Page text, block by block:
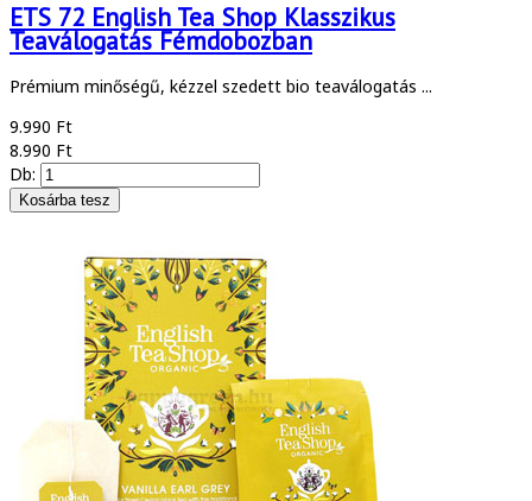
ETS 72 English Tea Shop Klasszikus
Teaválogatás Fémdobozban
Prémium minőségű, kézzel szedett bio teaválogatás ...
9.990 Ft
8.990 Ft
Db: